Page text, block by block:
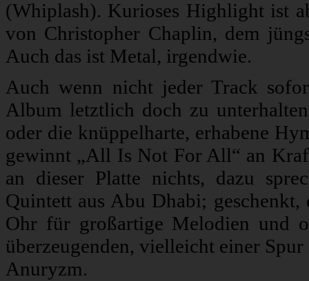
(Whiplash). Kurioses Highlight ist
von Christopher Chaplin, dem
Auch das ist Metal, irgendwie.
Auch wenn nicht jeder Track
Album letztlich doch zu
oder die knüppelharte, erhabene
gewinnt „All Is Not For All“ an
an dieser Platte nichts, dazu
Quintett aus Abu Dhabi;
Ohr für großartige Melodien und
überzeugenden, vielleicht einer
Anuryzm.